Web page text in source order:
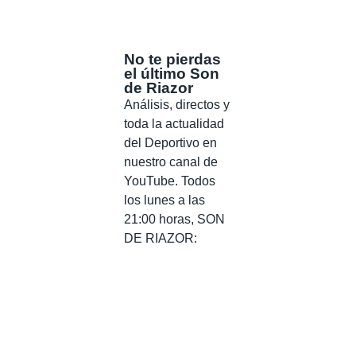
No te pierdas
el último Son
de Riazor
Análisis, directos y
toda la actualidad
del Deportivo en
nuestro canal de
YouTube. Todos
los lunes a las
21:00 horas, SON
DE RIAZOR: